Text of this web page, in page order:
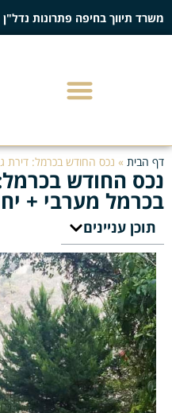
משרד תיווך בחיפה פתרונות נדל"ן
דף הבית » נכס החודש בכרמל: דירת
נכס החודש
בכרמל מערבי +
תוכן עניינים